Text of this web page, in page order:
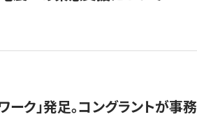
ク」発足。コングラントが事